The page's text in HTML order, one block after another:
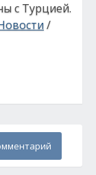
с Турцией.
/